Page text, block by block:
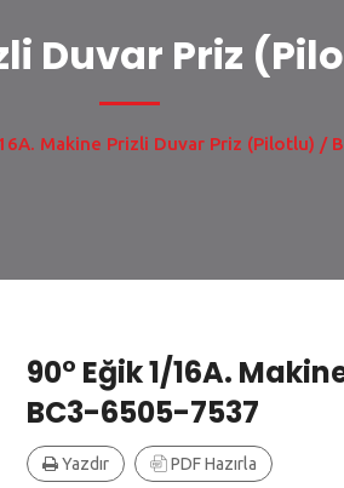
Duvar Priz
Makine Prizli Duvar Priz (Pilotlu) /
90° Eğik 1/16A.
BC3-6505-7537
Yazdır PDF Hazırla